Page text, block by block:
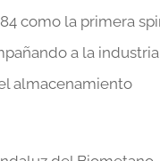
como la primera
a la
almacenamiento